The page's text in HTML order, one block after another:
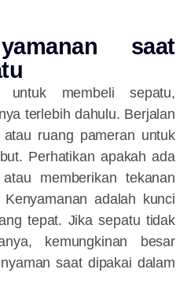
saat
untuk membeli sepatu,
terlebih dahulu. Berjalan
ruang pameran untuk
Perhatikan apakah ada
memberikan tekanan
adalah kunci
tepat. Jika sepatu tidak
kemungkinan besar
saat dipakai dalam